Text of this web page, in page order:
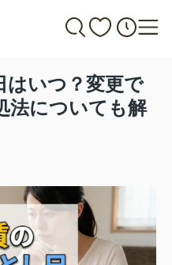
はいつ？変更で
法についても解